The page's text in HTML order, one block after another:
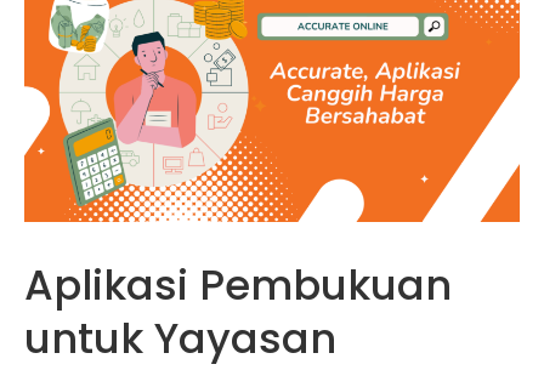
Aplikasi Pembukuan
untuk Yayasan